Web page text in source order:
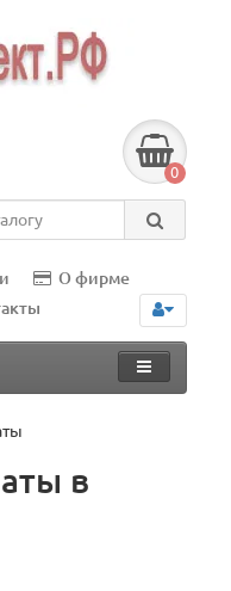
0
О фирме
в